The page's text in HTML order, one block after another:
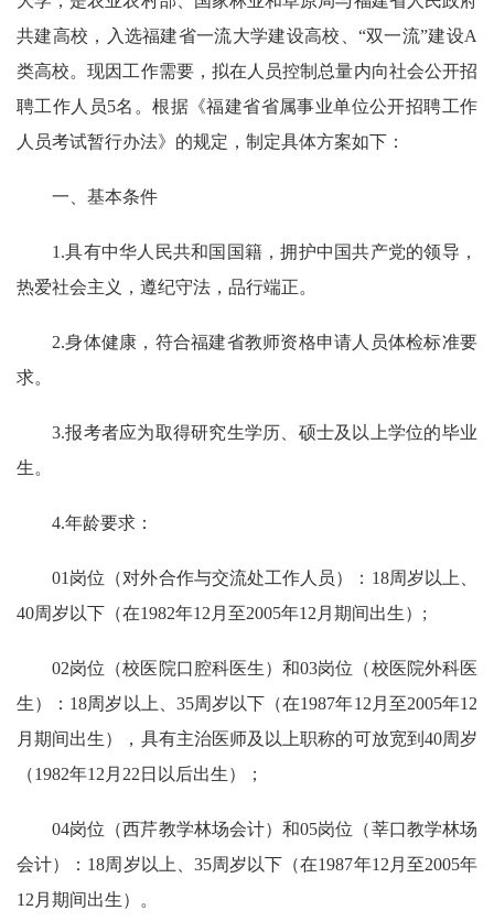
共建高校，入选福建省一流大学建设高校、“双一流”建设A
类高校。现因工作需要，拟在人员控制总量内向社会公开招
聘工作人员5名。根据《福建省省属事业单位公开招聘工作
人员考试暂行办法》的规定，制定具体方案如下：
一、基本条件
1.具有中华人民共和国国籍，拥护中国共产党的领导，
热爱社会主义，遵纪守法，品行端正。
2.身体健康，符合福建省教师资格申请人员体检标准要
求。
3.报考者应为取得研究生学历、硕士及以上学位的毕业
生。
4.年龄要求：
01岗位（对外合作与交流处工作人员）：18周岁以上、
40周岁以下（在1982年12月至2005年12月期间出生）;
02岗位（校医院口腔科医生）和03岗位（校医院外科医
生）：18周岁以上、35周岁以下（在1987年12月至2005年12
月期间出生），具有主治医师及以上职称的可放宽到40周岁
（1982年12月22日以后出生）；
04岗位（西芹教学林场会计）和05岗位（莘口教学林场
会计）：18周岁以上、35周岁以下（在1987年12月至2005年
12月期间出生）。